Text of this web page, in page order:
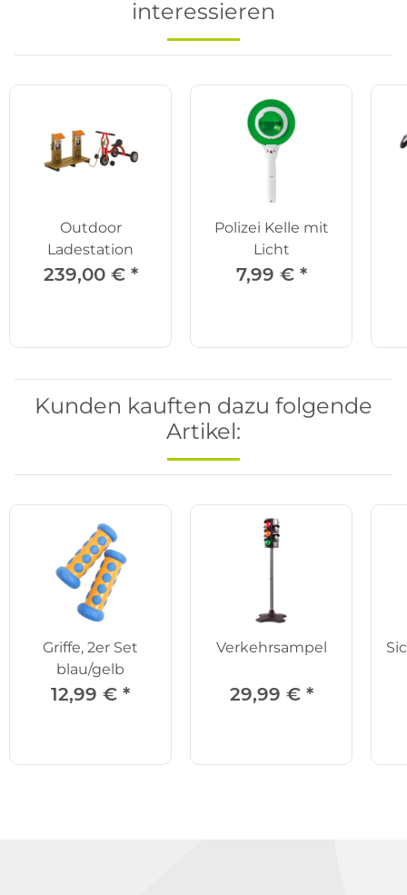
interessieren
Outdoor
Ladestation
239,00 € *
Polizei Kelle mit
Licht
7,99 € *
Kunden kauften dazu folgende
Artikel:
Griffe, 2er Set
blau/gelb
12,99 € *
Verkehrsampel
29,99 € *